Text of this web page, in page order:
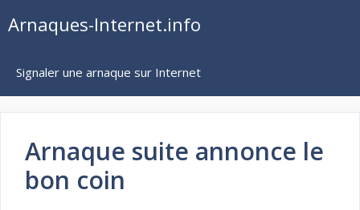
auArnaques-Internet.info
Signaler une arnaque sur Internet
Arnaque suite annonce le
bon coin